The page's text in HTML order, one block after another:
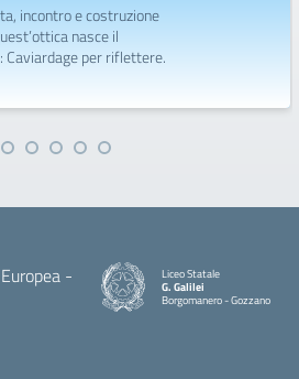
incontro e costruzione
nasce il
Caviardage per riflettere.
Liceo Statale
G. Galilei
Borgomanero - Gozzano